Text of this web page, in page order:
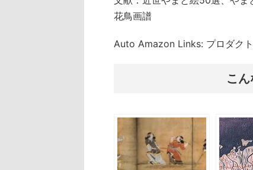
花鳥画譜
Auto Amazon Links: プロダクト
こ